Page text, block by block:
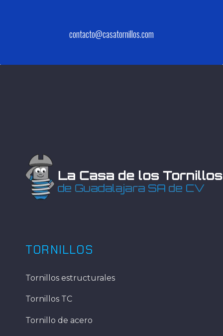
contacto@casatornillos.com
TORNILLOS
Tornillos estructurales
Tornillos TC
Tornillo de acero